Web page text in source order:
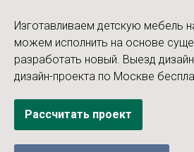
Изготавливаем детскую мебель
можем исполнить на основе
разработать новый. Выезд
дизайн-проекта по Москве
Рассчитать проект